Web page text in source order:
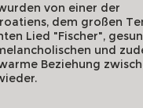
von einer der
dem großen
Lied "Fischer",
und
Beziehung